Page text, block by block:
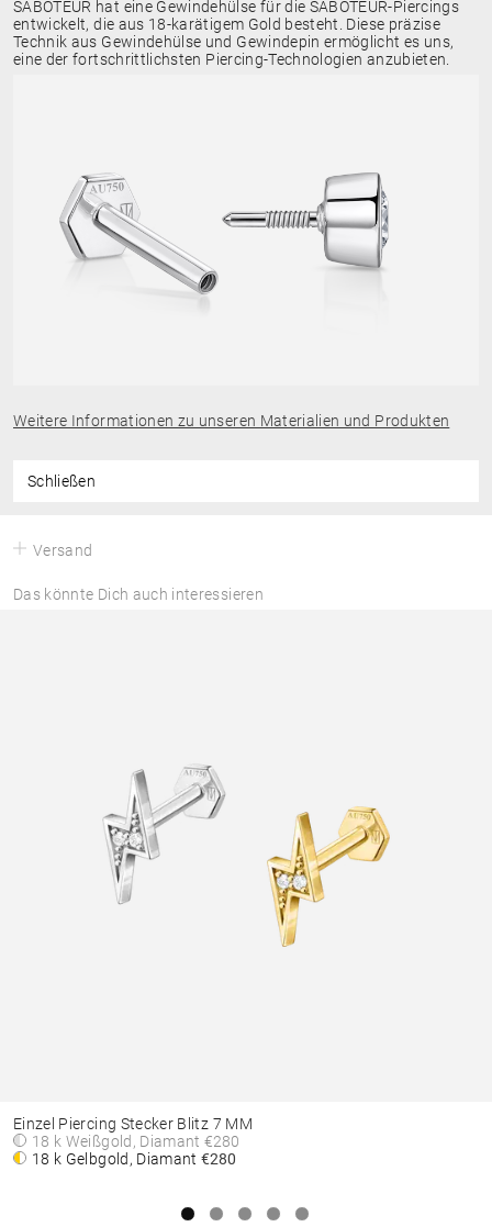
SABOTEUR hat eine Gewindehülse für die SABOTEUR-Piercings
entwickelt, die aus 18-karätigem Gold besteht. Diese präzise
Technik aus Gewindehülse und Gewindepin ermöglicht es uns,
eine der fortschrittlichsten Piercing-Technologien anzubieten.
Weitere Informationen zu unseren Materialien und Produkten
Schließen
Versand
Das könnte Dich auch interessieren
Einzel Piercing Stecker Blitz 7 MM
18 k Weißgold, Diamant€280
18 k Gelbgold, Diamant€280